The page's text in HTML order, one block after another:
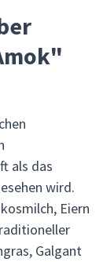
als das
wird.
Eiern
Galgant